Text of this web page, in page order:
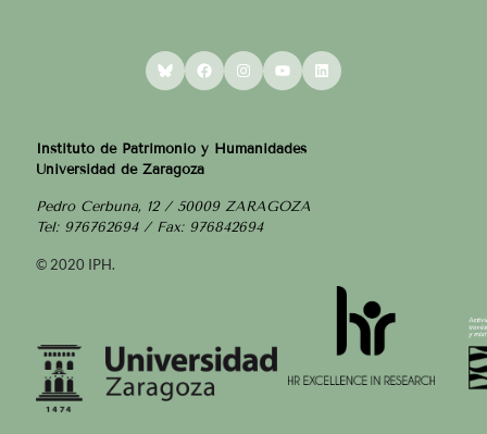
BlueskyFacebookInstagram
YouTubeLinkedIn
Instituto de Patrimonio y Humanidades
Universidad de Zaragoza
Pedro Cerbuna, 12 / 50009 ZARAGOZA
Tel: 976762694 / Fax: 976842694
© 2020 IPH.